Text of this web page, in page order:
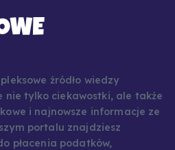
źródło wiedzy
nie tylko ciekawostki, ale także
i najnowsze informacje ze
portalu znajdziesz
płacenia podatków,